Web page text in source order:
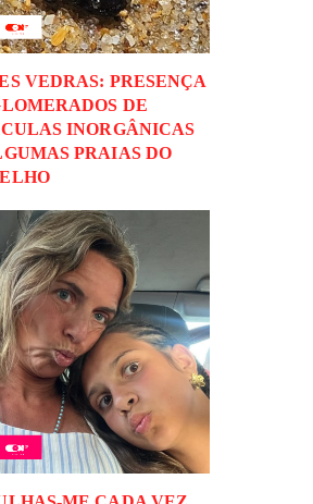
VEDRAS: PRESENÇA
DE
INORGÂNICAS
PRAIAS DO